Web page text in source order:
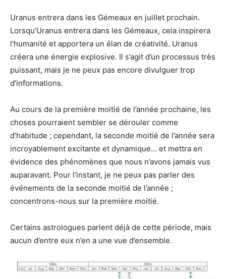
Uranus entrera dans les Gémeaux en juillet prochain.
Lorsqu’Uranus entrera dans les Gémeaux, cela inspirera
l’humanité et apportera un élan de créativité. Uranus
créera une énergie explosive. Il s’agit d’un processus très
puissant, mais je ne peux pas encore divulguer trop
d’informations.
Au cours de la première moitié de l’année prochaine, les
choses pourraient sembler se dérouler comme
d’habitude ; cependant, la seconde moitié de l’année sera
incroyablement excitante et dynamique… et mettra en
évidence des phénomènes que nous n’avons jamais vus
auparavant. Pour l’instant, je ne peux pas parler des
événements de la seconde moitié de l’année ;
concentrons-nous sur la première moitié.
Certains astrologues parlent déjà de cette période, mais
aucun d’entre eux n’en a une vue d’ensemble.